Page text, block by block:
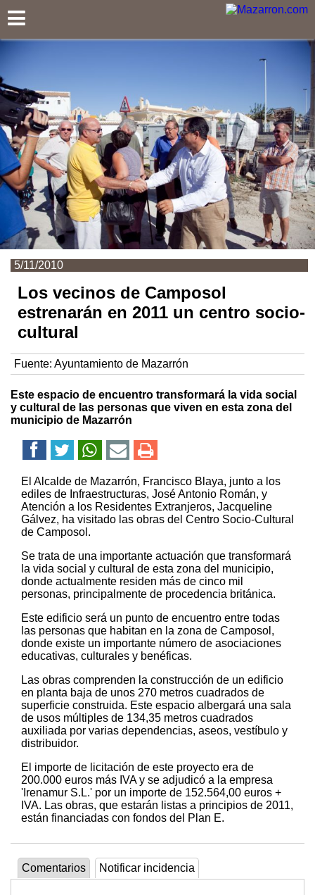
5/11/2010
Los vecinos de Camposol
estrenarán en 2011 un centro socio-
cultural
Fuente: Ayuntamiento de Mazarrón
Este espacio de encuentro transformará la vida social
y cultural de las personas que viven en esta zona del
municipio de Mazarrón
El Alcalde de Mazarrón, Francisco Blaya, junto a los
ediles de Infraestructuras, José Antonio Román, y
Atención a los Residentes Extranjeros, Jacqueline
Gálvez, ha visitado las obras del Centro Socio-Cultural
de Camposol.
Se trata de una importante actuación que transformará
la vida social y cultural de esta zona del municipio,
donde actualmente residen más de cinco mil
personas, principalmente de procedencia británica.
Este edificio será un punto de encuentro entre todas
las personas que habitan en la zona de Camposol,
donde existe un importante número de asociaciones
educativas, culturales y benéficas.
Las obras comprenden la construcción de un edificio
en planta baja de unos 270 metros cuadrados de
superficie construida. Este espacio albergará una sala
de usos múltiples de 134,35 metros cuadrados
auxiliada por varias dependencias, aseos, vestíbulo y
distribuidor.
El importe de licitación de este proyecto era de
200.000 euros más IVA y se adjudicó a la empresa
'Irenamur S.L.' por un importe de 152.564,00 euros +
IVA. Las obras, que estarán listas a principios de 2011,
están financiadas con fondos del Plan E.
Comentarios Notificar incidencia